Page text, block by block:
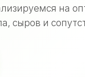
на
сыров и